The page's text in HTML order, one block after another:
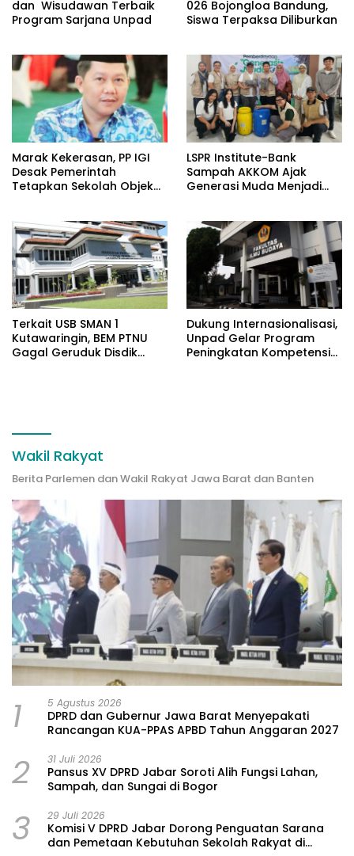
dan Wisudawan Terbaik
Program Sarjana Unpad
026 Bojongloa Bandung,
Siswa Terpaksa Diliburkan
​Marak Kekerasan, PP IGI
Desak Pemerintah
Tetapkan Sekolah Objek
LSPR Institute-Bank
Sampah AKKOM Ajak
Generasi Muda Menjadi
Terkait USB SMAN 1
Kutawaringin, BEM PTNU
Gagal Geruduk Disdik
Dukung Internasionalisasi,
Unpad Gelar Program
Peningkatan Kompetensi
Wakil Rakyat
Berita Parlemen dan Wakil Rakyat Jawa Barat dan Banten
1 5 Agustus 2026
DPRD dan Gubernur Jawa Barat Menyepakati
Rancangan KUA-PPAS APBD Tahun Anggaran 2027
2 31 Juli 2026
Pansus XV DPRD Jabar Soroti Alih Fungsi Lahan,
Sampah, dan Sungai di Bogor
3 29 Juli 2026
Komisi V DPRD Jabar Dorong Penguatan Sarana
dan Pemetaan Kebutuhan Sekolah Rakyat di